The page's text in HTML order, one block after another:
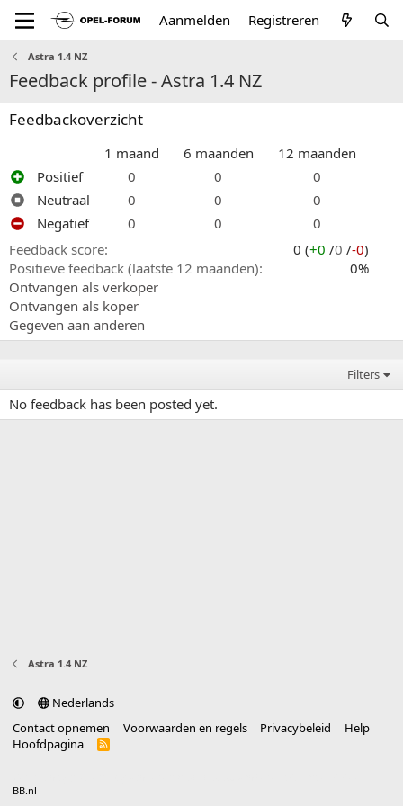
Aanmelden Registreren
Astra 1.4 NZ
Feedback profile - Astra 1.4 NZ
Feedbackoverzicht
1 maand 6 maanden
12 maanden
Positief
0 0
0
Neutraal
0 0
0
Negatief
0 0
0
Feedback score
0 (+0 /0 /-0)
Positieve feedback (laatste 12 maanden)
0%
Ontvangen als verkoper
Ontvangen als koper
Gegeven aan anderen
Filters
No feedback has been posted yet.
Astra 1.4 NZ
Nederlands
Contact opnemen
Voorwaarden en regels Privacybeleid
Help
Hoofdpagina
R
BB.nl